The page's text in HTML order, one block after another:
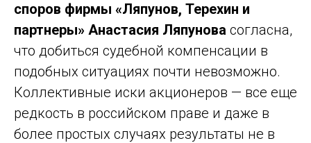
споров фирмы «Ляпунов, Терехин и
партнеры» Анастасия Ляпунова согласна,
что добиться судебной компенсации в
подобных ситуациях почти невозможно.
Коллективные иски акционеров — все еще
редкость в российском праве и даже в
более простых случаях результаты не в